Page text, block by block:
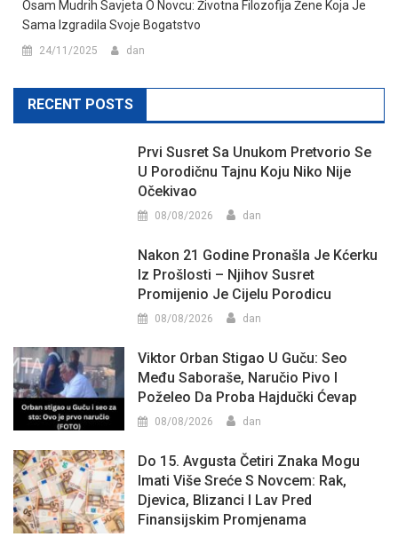
Osam Mudrih Savjeta O Novcu: Životna Filozofija Žene Koja Je
Sama Izgradila Svoje Bogatstvo
24/11/2025 dan
RECENT POSTS
Prvi Susret Sa Unukom Pretvorio Se
U Porodičnu Tajnu Koju Niko Nije
Očekivao
08/08/2026 dan
Nakon 21 Godine Pronašla Je Kćerku
Iz Prošlosti – Njihov Susret
Promijenio Je Cijelu Porodicu
08/08/2026 dan
Viktor Orban Stigao U Guču: Seo
Među Saboraše, Naručio Pivo I
Poželeo Da Proba Hajdučki Ćevap
08/08/2026 dan
Do 15. Avgusta Četiri Znaka Mogu
Imati Više Sreće S Novcem: Rak,
Djevica, Blizanci I Lav Pred
Finansijskim Promjenama